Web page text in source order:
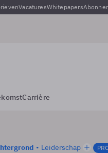
VacaturesWhitepapers
Carrière
Leiderschap